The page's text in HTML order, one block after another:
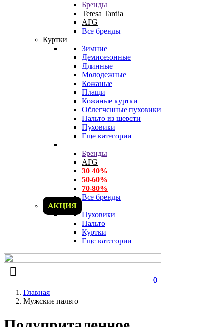
Бренды
Teresa Tardia
AFG
Все бренды
Куртки
Зимние
Демисезонные
Длинные
Молодежные
Кожаные
Плащи
Кожаные куртки
Облегченные пуховики
Пальто из шерсти
Пуховики
Еще категории
Бренды
AFG
30-40%
50-60%
70-80%
Все бренды
АКЦИЯ
Пуховики
Пальто
Куртки
Еще категории
0
0
Главная
Мужские пальто